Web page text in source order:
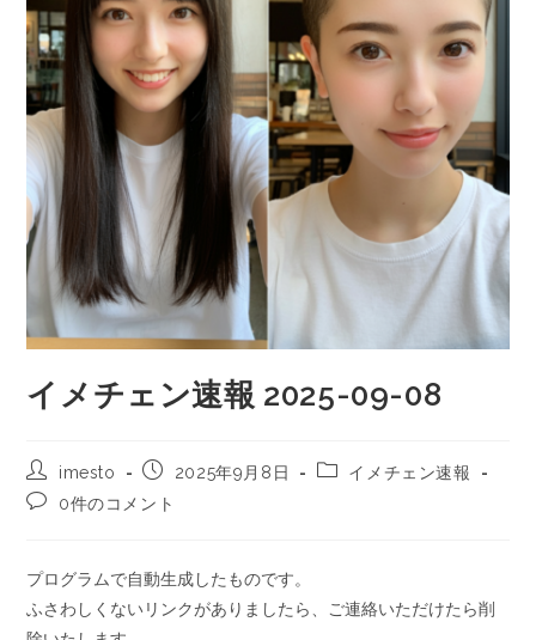
イメチェン速報 2025-09-08
imesto 2025年9月8日
イメチェン速報
0件のコメント
プログラムで自動生成したものです。
ふさわしくないリンクがありましたら、ご連絡いただけたら削